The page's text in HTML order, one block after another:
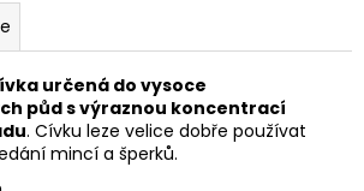
určená do vysoce
půd s výraznou koncentrací
. Cívku leze velice dobře používat
mincí a šperků.